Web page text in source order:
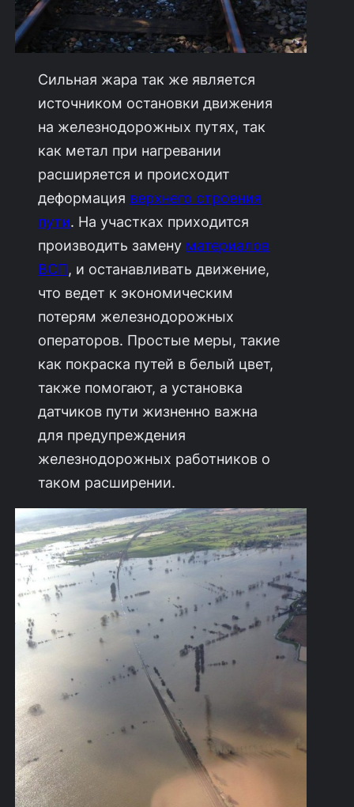
Сильная жара так же является
источником остановки движения
на железнодорожных путях, так
как метал при нагревании
расширяется и происходит
деформация верхнего строения
пути. На участках приходится
производить замену материалов
ВСП, и останавливать движение,
что ведет к экономическим
потерям железнодорожных
операторов. Простые меры, такие
как покраска путей в белый цвет,
также помогают, а установка
датчиков пути жизненно важна
для предупреждения
железнодорожных работников о
таком расширении.